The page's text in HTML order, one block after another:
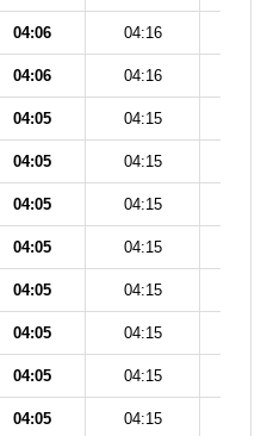
04:06 04:16
04:06 04:16
04:05 04:15
04:05 04:15
04:05 04:15
04:05 04:15
04:05 04:15
04:05 04:15
04:05 04:15
04:05 04:15